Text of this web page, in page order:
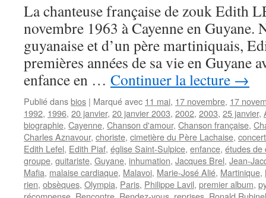
La chanteuse française de zouk Edith
novembre 1963 à Cayenne en Guyane.
guyanaise et d’un père martiniquais,
premières années de sa vie en Guyane
enfance en … Continuer la lecture →
Publié dansbios | Marqué avec 11 mai, 17 novembre, 17
1992, 1996, 20 janvier, 20 janvier 2003, 2002, 2003, 25 janvier,
biographie, Cayenne, Chanson d'amour, Chanson française,
Charles Aznavour, choriste, cimetière du Père Lachaise,
Edith Lefel, Edith Piaf, église Saint-Sulpice, enfance, études de
groupe, guitariste, Guyane, inhumation, Jacques Brel, Jean-
Mafia, malaise cardiaque, Malavoi, Marie-José Alié, Martinique,
rien, obsèques, Olympia, Paris, Philippe Lavil, premier album,